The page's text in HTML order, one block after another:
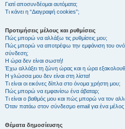
Γιατί αποσυνδέομαι αυτόματα;
Τι κάνει η “Διαγραφή cookies”;
Προτιμήσεις μέλους και ρυθμίσεις
Πώς μπορώ να αλλάξω τις ρυθμίσεις μου;
Πώς μπορώ να αποτρέψω την εμφάνιση του
σύνδεση;
Η ώρα δεν είναι σωστή!
Έχω αλλάξει τη ζώνη ώρας και η ώρα
Η γλώσσα μου δεν είναι στη λίστα!
Τι είναι οι εικόνες δίπλα στο όνομα χρήστη μου;
Πώς μπορώ να εμφανίσω ένα άβαταρ;
Τι είναι ο βαθμός μου και πώς μπορώ να τον
Όταν πατάω στον σύνδεσμο email για ένα μέλος
Θέματα δημοσίευσης